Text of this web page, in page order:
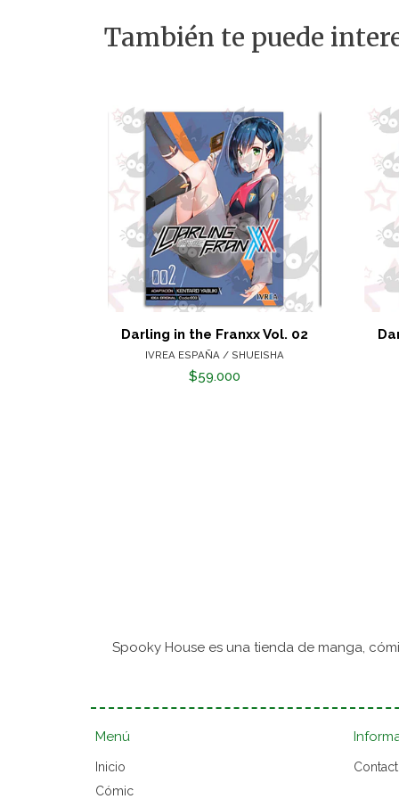
También te puede
Darling in the Franxx Vol. 02
IVREA ESPAÑA / SHUEISHA
$59.000
Spooky House es una tienda de manga,
Menú
Inicio
Cómic